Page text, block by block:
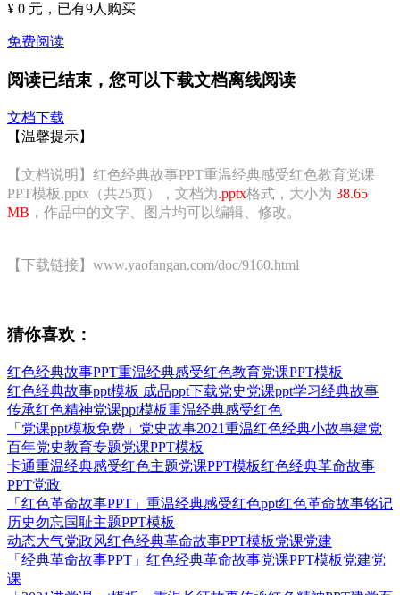
¥ 0 元 ，已有9人购买
免费阅读
阅读已结束，您可以下载文档离线阅读
文档下载
【温馨提示】
【文档说明】红色经典故事PPT重温经典感受红色教育党课
PPT模板.pptx（共25页），文档为.pptx格式，大小为 38.65
MB ，作品中的文字、图片均可以编辑、修改。
【下载链接】www.yaofangan.com/doc/9160.html
猜你喜欢：
红色经典故事PPT重温经典感受红色教育党课PPT模板
红色经典故事ppt模板 成品ppt下载党史党课ppt学习经典故事
传承红色精神党课ppt模板重温经典感受红色
「党课ppt模板免费」党史故事2021重温红色经典小故事建党
百年党史教育专题党课PPT模板
卡通重温经典感受红色主题党课PPT模板红色经典革命故事
PPT党政
「红色革命故事PPT」重温经典感受红色ppt红色革命故事铭记
历史勿忘国耻主题PPT模板
动态大气党政风红色经典革命故事PPT模板党课党建
「经典革命故事PPT」红色经典革命故事党课PPT模板党建党
课